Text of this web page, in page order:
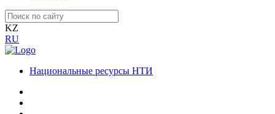
KZ
RU
Национальные ресурсы НТИ